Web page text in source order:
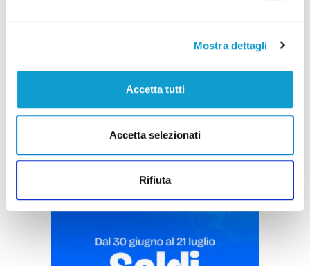
Mostra dettagli
Accetta tutti
Accetta selezionati
Rifiuta
Pubblicità